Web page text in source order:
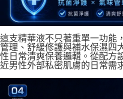
這支精華液不只著重單一功能
管理、舒緩修護與補水保濕四
性日常清爽保養邏輯。從配方
近男性外部私密肌膚的日常需